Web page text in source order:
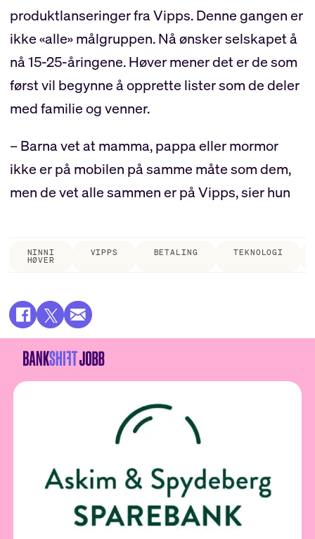
produktlanseringer fra Vipps. Denne gangen er
ikke «alle» målgruppen. Nå ønsker selskapet å
nå 15-25-åringene. Høver mener det er de som
først vil begynne å opprette lister som de deler
med familie og venner.
– Barna vet at mamma, pappa eller mormor
ikke er på mobilen på samme måte som dem,
men de vet alle sammen er på Vipps, sier hun
NINNI
HØVER
VIPPS BETALING TEKNOLOGI